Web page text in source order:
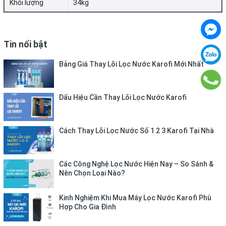
Do đó, việc uống nước sau lọc từ KAD-D66S không chỉ
tốt và an toàn mà còn giúp chống lão hóa hiệu quả. Cùng
với đó là các phân tử nước nhỏ sẽ dễ dàng thẩm thấu vào
các tế bào trong cơ thể, thúc đẩy quá trình trao đổi chất.
Tạo nguồn nước tinh khiết với nhiều khoáng chất cần
thiết
Cụm lõi lọc Smax hiệu suất cao cung cấp nhiều khoáng
chất tốt kết hợp thêm lõi Nano Silver Plus. Giúp gấp đôi
khả năng diệt khuẩn đảm bảo chất lượng nước đầu ra tinh
khiết nhất.
Khối lượng 34kg
Tin nổi bật
Bảng Giá Thay Lõi Lọc Nước Karofi Mới Nhất
Dấu Hiệu Cần Thay Lõi Lọc Nước Karofi
Cách Thay Lõi Lọc Nước Số 1 2 3 Karofi Tại Nhà
Các Công Nghệ Lọc Nước Hiện Nay – So Sánh &
Nên Chọn Loại Nào?
Kinh Nghiệm Khi Mua Máy Lọc Nước Karofi Phù
Hợp Cho Gia Đình